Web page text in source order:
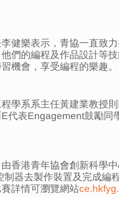
健樂表示，青協一直致
們的編程及作品設計等
機會，享受編程的樂趣。
學系系主任黃建業教授
代表Engagement鼓勵
由香港青年協會創新科學
器去製作裝置及完成編
詳情可瀏覽網站